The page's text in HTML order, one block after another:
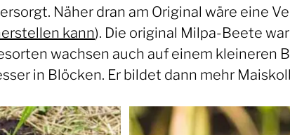
Näher dran am Original wäre eine
kann). Die original Milpa-Beete
wachsen auch auf einem kleineren
in Blöcken. Er bildet dann mehr